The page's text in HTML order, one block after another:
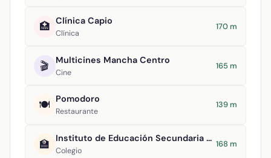
🏥 Clínica Capio
Clínica
170 m
🎬 Multicines Mancha Centro
Cine
165 m
🍽️ Pomodoro
Restaurante
139 m
🏫 Instituto de Educación Secundaria María Zambrano
Colegio
168 m